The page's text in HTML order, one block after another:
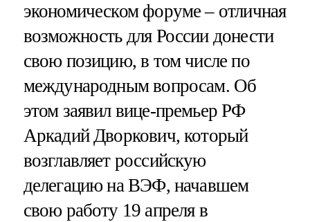
экономическом форуме – отличная
возможность для России донести
свою позицию, в том числе по
международным вопросам. Об
этом заявил вице-премьер РФ
Аркадий Дворкович, который
возглавляет российскую
делегацию на ВЭФ, начавшем
свою работу 19 апреля в